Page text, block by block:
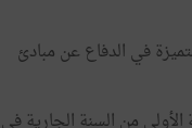
في الدفاع عن مبادئ